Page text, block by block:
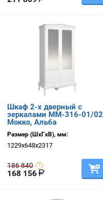
Шкаф 2-х дверный с
зеркалами ММ-316-01/02
Мокко, Альба
Размер (ШхГхВ), мм:
1229х648х2317
186 840
168 156